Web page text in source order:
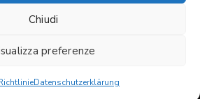
Chiudi
preferenze
Datenschutzerklärung